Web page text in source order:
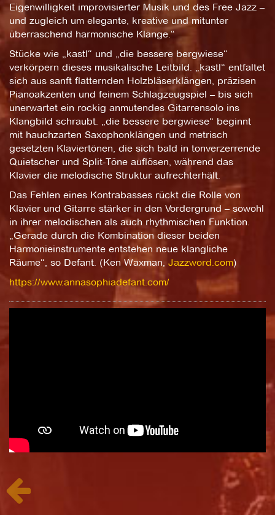
Eigenwilligkeit improvisierter Musik und des Free Jazz –
und zugleich um elegante, kreative und mitunter
überraschend harmonische Klänge.“
Stücke wie „kastl“ und „die bessere bergwiese“
verkörpern dieses musikalische Leitbild. „kastl“ entfaltet
sich aus sanft flatternden Holzbläserklängen, präzisen
Pianoakzenten und feinem Schlagzeugspiel – bis sich
unerwartet ein rockig anmutendes Gitarrensolo ins
Klangbild schraubt. „die bessere bergwiese“ beginnt
mit hauchzarten Saxophonklängen und metrisch
gesetzten Klaviertönen, die sich bald in tonverzerrende
Quietscher und Split-Töne auflösen, während das
Klavier die melodische Struktur aufrechterhält.
Das Fehlen eines Kontrabasses rückt die Rolle von
Klavier und Gitarre stärker in den Vordergrund – sowohl
in ihrer melodischen als auch rhythmischen Funktion.
„Gerade durch die Kombination dieser beiden
Harmonieinstrumente entstehen neue klangliche
Räume“, so Defant. (Ken Waxman, Jazzword.com)
https://www.annasophiadefant.com/